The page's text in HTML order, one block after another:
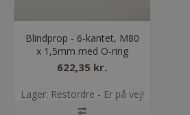
Blindprop - 6-kantet, M80
x 1,5mm med O-ring
622,35 kr.
Lager: Restordre - Er på vej!